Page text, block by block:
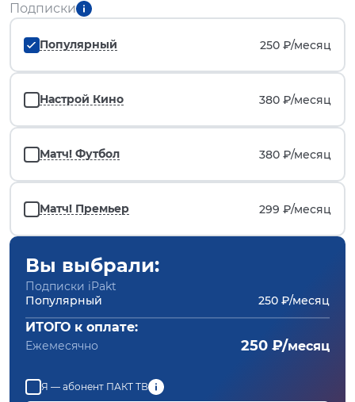
Подписки
Популярный 250 ₽/месяц
Настрой Кино 380 ₽/месяц
Матч! Футбол 380 ₽/месяц
Матч! Премьер 299 ₽/месяц
Вы выбрали:
Подписки iPakt
Популярный
250 ₽/месяц
ИТОГО к оплате:
Ежемесячно 250 ₽/месяц
Я — абонент ПАКТ ТВ